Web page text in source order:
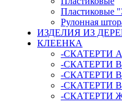
Рулонная
ИЗДЕЛИЯ ИЗ
КЛЕЕНКА
-СКАТЕРТИ
-СКАТЕРТИ
-СКАТЕРТИ
-СКАТЕРТИ
-СКАТЕРТИ